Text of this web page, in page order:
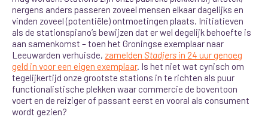
nergens anders passeren zoveel mensen elkaar dagelijks en
vinden zoveel (potentiële) ontmoetingen plaats. Initiatieven
als de stationspiano’s bewijzen dat er wel degelijk behoefte is
aan samenkomst – toen het Groningse exemplaar naar
Leeuwarden verhuisde, zameldenStadjers in 24 uur genoeg
geld in voor een eigen exemplaar. Is het niet wat cynisch om
tegelijkertijd onze grootste stations in te richten als puur
functionalistische plekken waar commercie de boventoon
voert en de reiziger of passant eerst en vooral als consument
wordt gezien?